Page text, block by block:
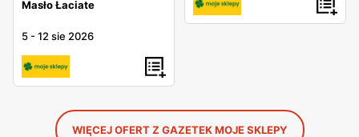
Masło Łaciate
5 -12 sie 2026
WIĘCEJ OFERT Z GAZETEK MOJE SKLEPY